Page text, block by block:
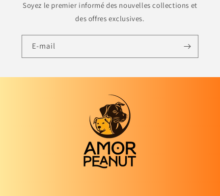
Soyez le premier informé des nouvelles collections et
des offres exclusives.
E-mail